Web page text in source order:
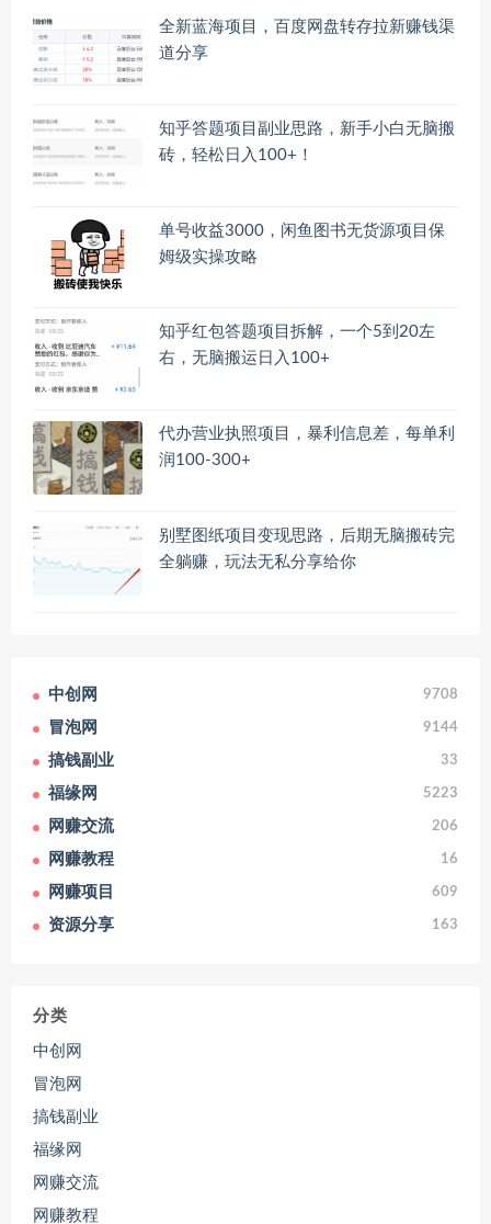
全新蓝海项目，百度网盘转存拉新赚钱渠
道分享
知乎答题项目副业思路，新手小白无脑搬
砖，轻松日入100+！
单号收益3000，闲鱼图书无货源项目保
姆级实操攻略
知乎红包答题项目拆解，一个5到20左
右，无脑搬运日入100+
代办营业执照项目，暴利信息差，每单利
润100-300+
别墅图纸项目变现思路，后期无脑搬砖完
全躺赚，玩法无私分享给你
中创网 9708
冒泡网 9144
搞钱副业 33
福缘网 5223
网赚交流 206
网赚教程 16
网赚项目 609
资源分享 163
分类
中创网
冒泡网
搞钱副业
福缘网
网赚交流
网赚教程